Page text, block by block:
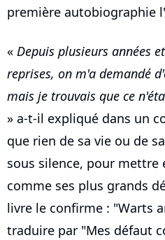
première autobiographie
« Depuis plusieurs années
reprises, on m'a demandé
mais je trouvais que ce
» a-t-il expliqué dans un
que rien de sa vie ou de
sous silence, pour mettre
comme ses plus grands
livre le confirme : "Warts
traduire par "Mes défaut